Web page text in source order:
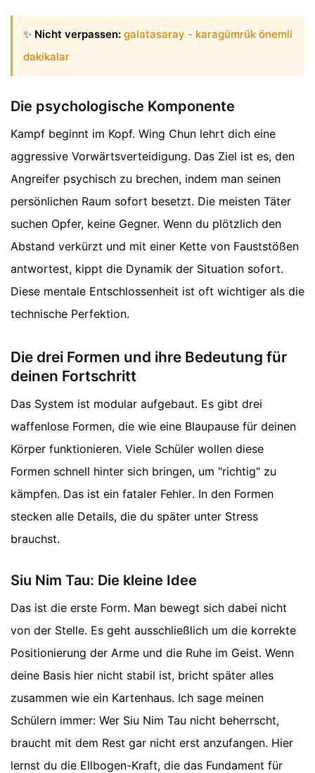
✨ Nicht verpassen: galatasaray - karagümrük önemli
dakikalar
Die psychologische Komponente
Kampf beginnt im Kopf. Wing Chun lehrt dich eine
aggressive Vorwärtsverteidigung. Das Ziel ist es, den
Angreifer psychisch zu brechen, indem man seinen
persönlichen Raum sofort besetzt. Die meisten Täter
suchen Opfer, keine Gegner. Wenn du plötzlich den
Abstand verkürzt und mit einer Kette von Fauststößen
antwortest, kippt die Dynamik der Situation sofort.
Diese mentale Entschlossenheit ist oft wichtiger als die
technische Perfektion.
Die drei Formen und ihre Bedeutung für
deinen Fortschritt
Das System ist modular aufgebaut. Es gibt drei
waffenlose Formen, die wie eine Blaupause für deinen
Körper funktionieren. Viele Schüler wollen diese
Formen schnell hinter sich bringen, um "richtig" zu
kämpfen. Das ist ein fataler Fehler. In den Formen
stecken alle Details, die du später unter Stress
brauchst.
Siu Nim Tau: Die kleine Idee
Das ist die erste Form. Man bewegt sich dabei nicht
von der Stelle. Es geht ausschließlich um die korrekte
Positionierung der Arme und die Ruhe im Geist. Wenn
deine Basis hier nicht stabil ist, bricht später alles
zusammen wie ein Kartenhaus. Ich sage meinen
Schülern immer: Wer Siu Nim Tau nicht beherrscht,
braucht mit dem Rest gar nicht erst anzufangen. Hier
lernst du die Ellbogen-Kraft, die das Fundament für